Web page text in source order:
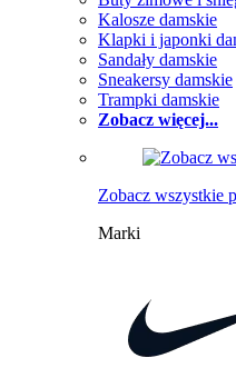
Kalosze damskie
Klapki i japonki
Sandały damskie
Sneakersy damskie
Trampki damskie
Zobacz więcej...
Zobacz wszystkie
Marki